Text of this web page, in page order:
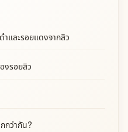
ำและรอยแดงจากสิว
งรอยสิว
กว่ากัน?